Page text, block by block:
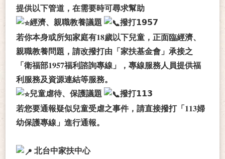
提供以下管道，在需要時可尋求幫助
經濟、親職教養議題
撥打𝟭𝟵𝟱𝟳
若你本身或所知家庭有18歲以下兒童，正面臨經濟、
親職教養問題，請改撥打由「家扶基金會」承接之
「衛福部1957福利諮詢專線」，專線服務人員提供福
利服務及資源連結等服務。
兒童虐待、保護議題
撥打𝟭𝟭𝟯
若您要通報疑似兒童受虐之事件，請直接撥打「113婦
幼保護專線」進行通報。
北台中家扶中心